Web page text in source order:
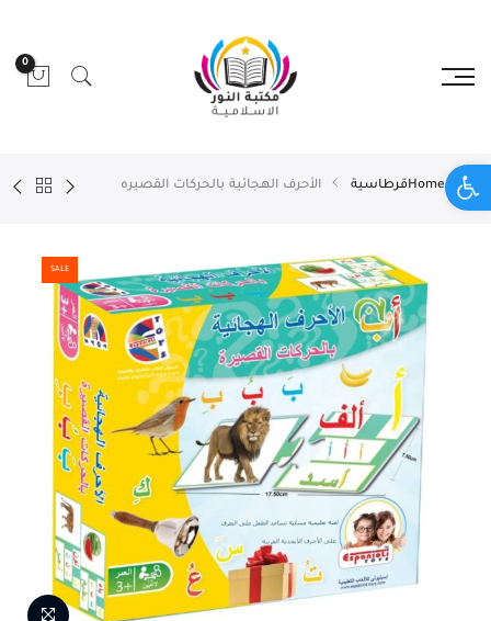
Open toolbar
0
Homeقرطاسية الأحرف الهجائية بالحركات القصيره
SALE